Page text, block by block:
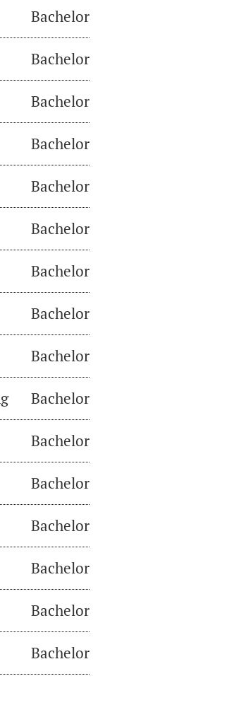
Bachelor
Bachelor
Bachelor
Bachelor
Bachelor
Bachelor
Bachelor
Bachelor
Bachelor
Bachelor
Bachelor
Bachelor
Bachelor
Bachelor
Bachelor
Bachelor